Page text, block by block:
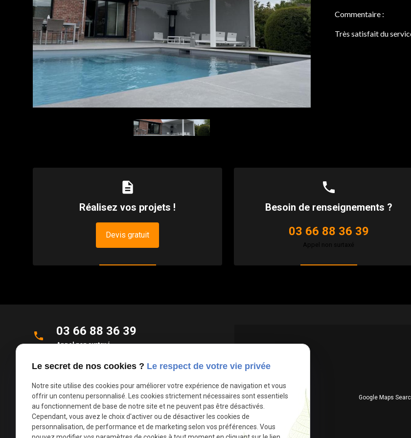
Commentaire :
Très satisfait du
description
Réalisez vos projets !
Devis gratuit
phone
Besoin de renseignements ?
03 66 88 36 39
Appel non surtaxé
phone 03 66 88 36 39
Appel non surtaxé
place
Allée des Roseaux
59270 Bailleul
mail contact@deco-stores.com
Google Maps
Le secret de nos cookies ? Le respect de votre vie privée
Notre site utilise des cookies pour améliorer votre expérience de navigation et vous
offrir un contenu personnalisé. Les cookies strictement nécessaires sont essentiels
au fonctionnement de base de notre site et ne peuvent pas être désactivés.
Cependant, vous avez le choix d'activer ou de désactiver les cookies de
personnalisation, de performance et de marketing selon vos préférences. Vous